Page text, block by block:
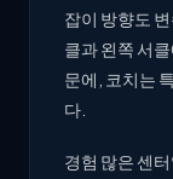
잡이 방향도
클과 왼쪽 서
문에, 코치는
다.
경험 많은 센